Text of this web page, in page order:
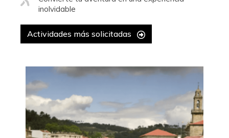
inolvidable
Actividades más solicitadas